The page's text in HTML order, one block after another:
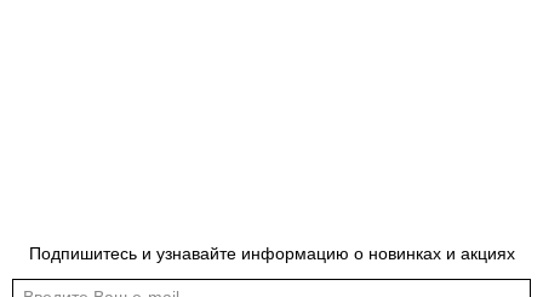
Подпишитесь и узнавайте информацию о новинках и акциях